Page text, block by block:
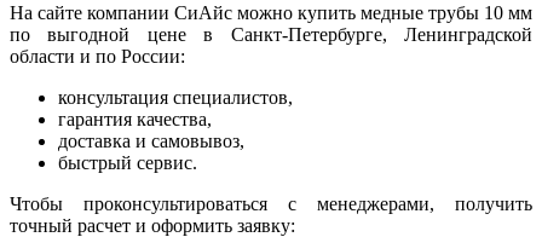
На сайте компании СиАйс можно купить медные трубы 10 мм
по выгодной цене в Санкт-Петербурге, Ленинградской
области и по России:
консультация специалистов,
гарантия качества,
доставка и самовывоз,
быстрый сервис.
Чтобы проконсультироваться с менеджерами, получить
точный расчет и оформить заявку: